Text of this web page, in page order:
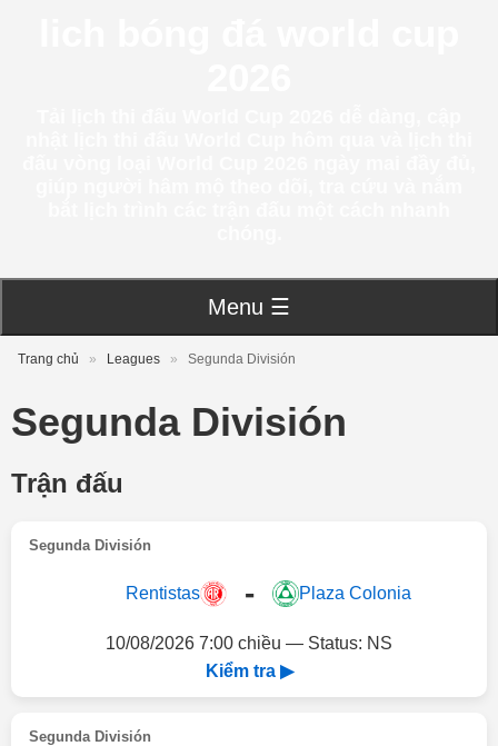
Menu ☰
Trang chủ » Leagues » Segunda División
Segunda División
Trận đấu
Segunda División
Rentistas - Plaza Colonia
10/08/2026 7:00 chiều — Status: NS
Kiểm tra ▶
Segunda División